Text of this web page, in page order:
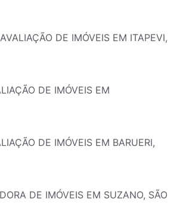
DE IMÓVEIS EM ITAPEVI,
DE IMÓVEIS EM
DE IMÓVEIS EM BARUERI,
DE IMÓVEIS EM SUZANO, SÃO